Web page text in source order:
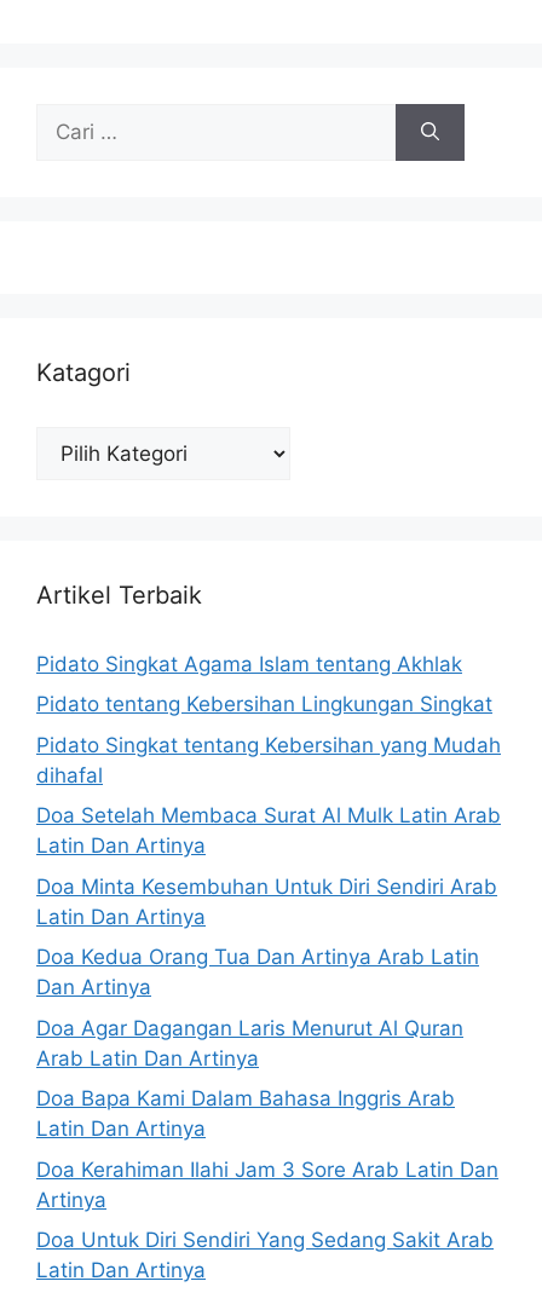
untuk:
Katagori
Katagori
Artikel Terbaik
Pidato Singkat Agama Islam tentang Akhlak
Pidato tentang Kebersihan Lingkungan Singkat
Pidato Singkat tentang Kebersihan yang Mudah
dihafal
Doa Setelah Membaca Surat Al Mulk Latin Arab
Latin Dan Artinya
Doa Minta Kesembuhan Untuk Diri Sendiri Arab
Latin Dan Artinya
Doa Kedua Orang Tua Dan Artinya Arab Latin
Dan Artinya
Doa Agar Dagangan Laris Menurut Al Quran
Arab Latin Dan Artinya
Doa Bapa Kami Dalam Bahasa Inggris Arab
Latin Dan Artinya
Doa Kerahiman Ilahi Jam 3 Sore Arab Latin Dan
Artinya
Doa Untuk Diri Sendiri Yang Sedang Sakit Arab
Latin Dan Artinya